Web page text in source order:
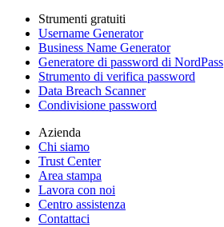
Strumenti gratuiti
Username Generator
Business Name Generator
Generatore di password di NordPass
Strumento di verifica password
Data Breach Scanner
Condivisione password
Azienda
Chi siamo
Trust Center
Area stampa
Lavora con noi
Centro assistenza
Contattaci